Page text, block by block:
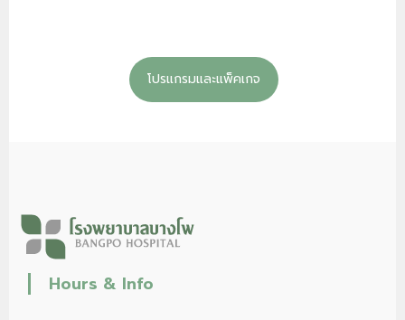
โปรแกรมและแพ็คเกจ
Hours & Info